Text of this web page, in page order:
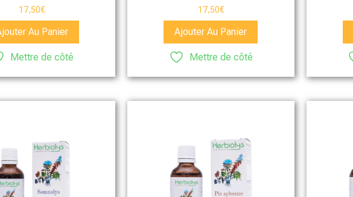
17,50€
Au Panier
Mettre de côté
17,50€
Ajouter Au Panier
Mettre de côté